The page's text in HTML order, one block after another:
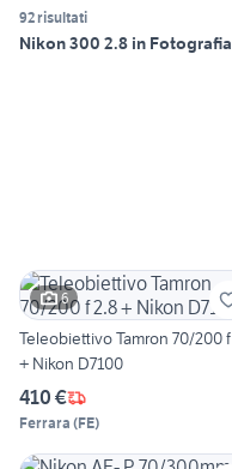
92 risultati
Nikon 300 2.8 in Fotografia
6
Teleobiettivo Tamron 70/200 f 2.8
+ Nikon D7100
410 €
Ferrara (FE)